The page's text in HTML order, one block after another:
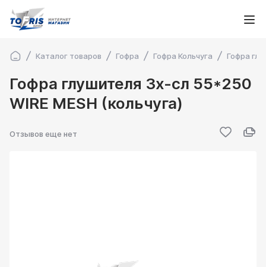
Каталог товаров Гофра Гофра Кольчуга Гофра
Гофра глушителя 3х-сл 55*250
WIRE MESH (кольчуга)
Отзывов еще нет